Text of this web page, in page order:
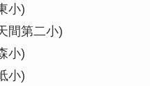
小)
第二小)
小)
小)